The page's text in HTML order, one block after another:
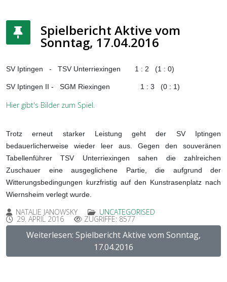
Spielbericht Aktive vom
Sonntag, 17.04.2016
SV Iptingen - TSV Unterriexingen 1 : 2 (1 : 0)
SV Iptingen II - SGM Riexingen 1 : 3 (0 : 1)
Hier gibt's Bilder zum Spiel.
Trotz erneut starker Leistung geht der SV Iptingen
bedauerlicherweise wieder leer aus. Gegen den souveränen
Tabellenführer TSV Unterriexingen sahen die zahlreichen
Zuschauer eine ausgeglichene Partie, die aufgrund der
Witterungsbedingungen kurzfristig auf den Kunstrasenplatz nach
Wiernsheim verlegt wurde.
NATALIE JANOWSKY UNCATEGORISED
29. APRIL 2016 ZUGRIFFE: 8577
Weiterlesen: Spielbericht Aktive vom Sonntag,
17.04.2016